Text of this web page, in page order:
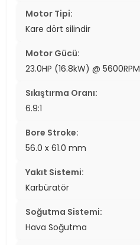
Motor Tipi:
Kare dört silindir
Motor Gücü:
23.0HP (16.8kW) @ 5600RPM
Sıkıştırma Oranı:
6.9:1
Bore Stroke:
56.0 x 61.0 mm
Yakıt Sistemi:
Karbüratör
Soğutma Sistemi:
Hava Soğutma